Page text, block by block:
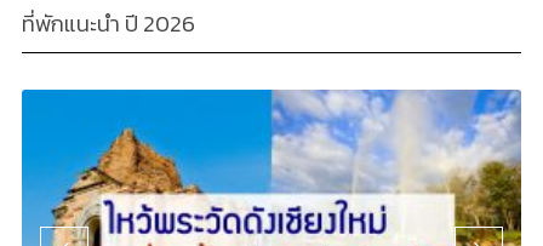
ที่พักแนะนำ ปี 2026